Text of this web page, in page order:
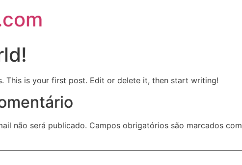
This is your first post. Edit or delete it, then start writing!
não será publicado. Campos obrigatórios são marcados com